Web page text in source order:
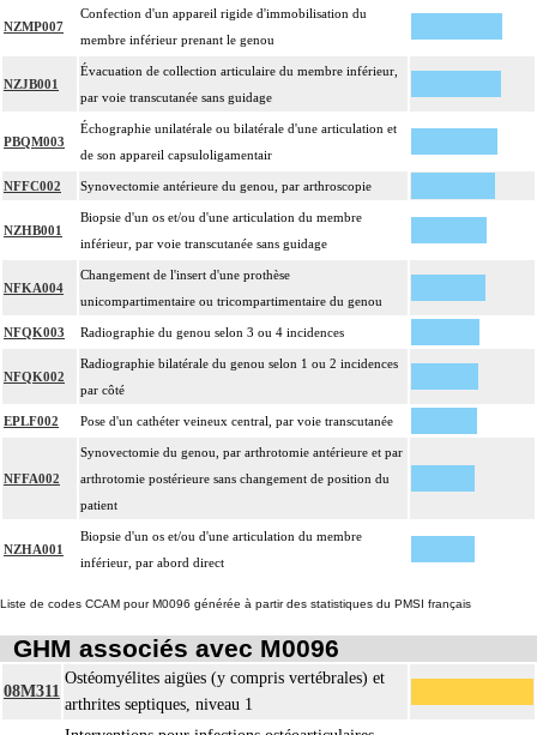
NZMP007
Confection d'un appareil rigide d'immobilisation du
membre inférieur prenant le genou
NZJB001
Évacuation de collection articulaire du membre inférieur,
par voie transcutanée sans guidage
PBQM003
Échographie unilatérale ou bilatérale d'une articulation et
de son appareil capsuloligamentair
NFFC002 Synovectomie antérieure du genou, par arthroscopie
NZHB001
Biopsie d'un os et/ou d'une articulation du membre
inférieur, par voie transcutanée sans guidage
NFKA004
Changement de l'insert d'une prothèse
unicompartimentaire ou tricompartimentaire du genou
NFQK003 Radiographie du genou selon 3 ou 4 incidences
NFQK002
Radiographie bilatérale du genou selon 1 ou 2 incidences
par côté
EPLF002 Pose d'un cathéter veineux central, par voie transcutanée
NFFA002
Synovectomie du genou, par arthrotomie antérieure et par
arthrotomie postérieure sans changement de position du
patient
NZHA001
Biopsie d'un os et/ou d'une articulation du membre
inférieur, par abord direct
Liste de codes CCAM pour M0096 générée à partir des statistiques du PMSI français
GHM associés avec M0096
08M311
Ostéomyélites aigües (y compris vertébrales) et
arthrites septiques, niveau 1